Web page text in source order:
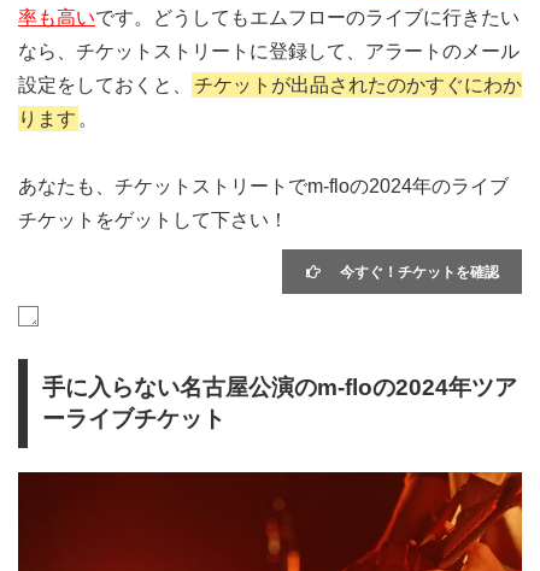
率も高いです。どうしてもエムフローのライブに行きたい
なら、チケットストリートに登録して、アラートのメール
設定をしておくと、
チケットが出品されたのかすぐにわか
ります 。
あなたも、チケットストリートでm-floの2024年のライブ
チケットをゲットして下さい！
今すぐ！チケットを確認
手に入らない名古屋公演のm-floの2024年ツア
ーライブチケット